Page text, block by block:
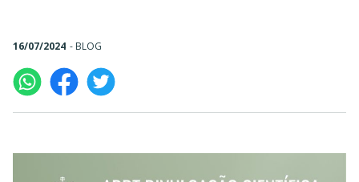
16/07/2024 - BLOG